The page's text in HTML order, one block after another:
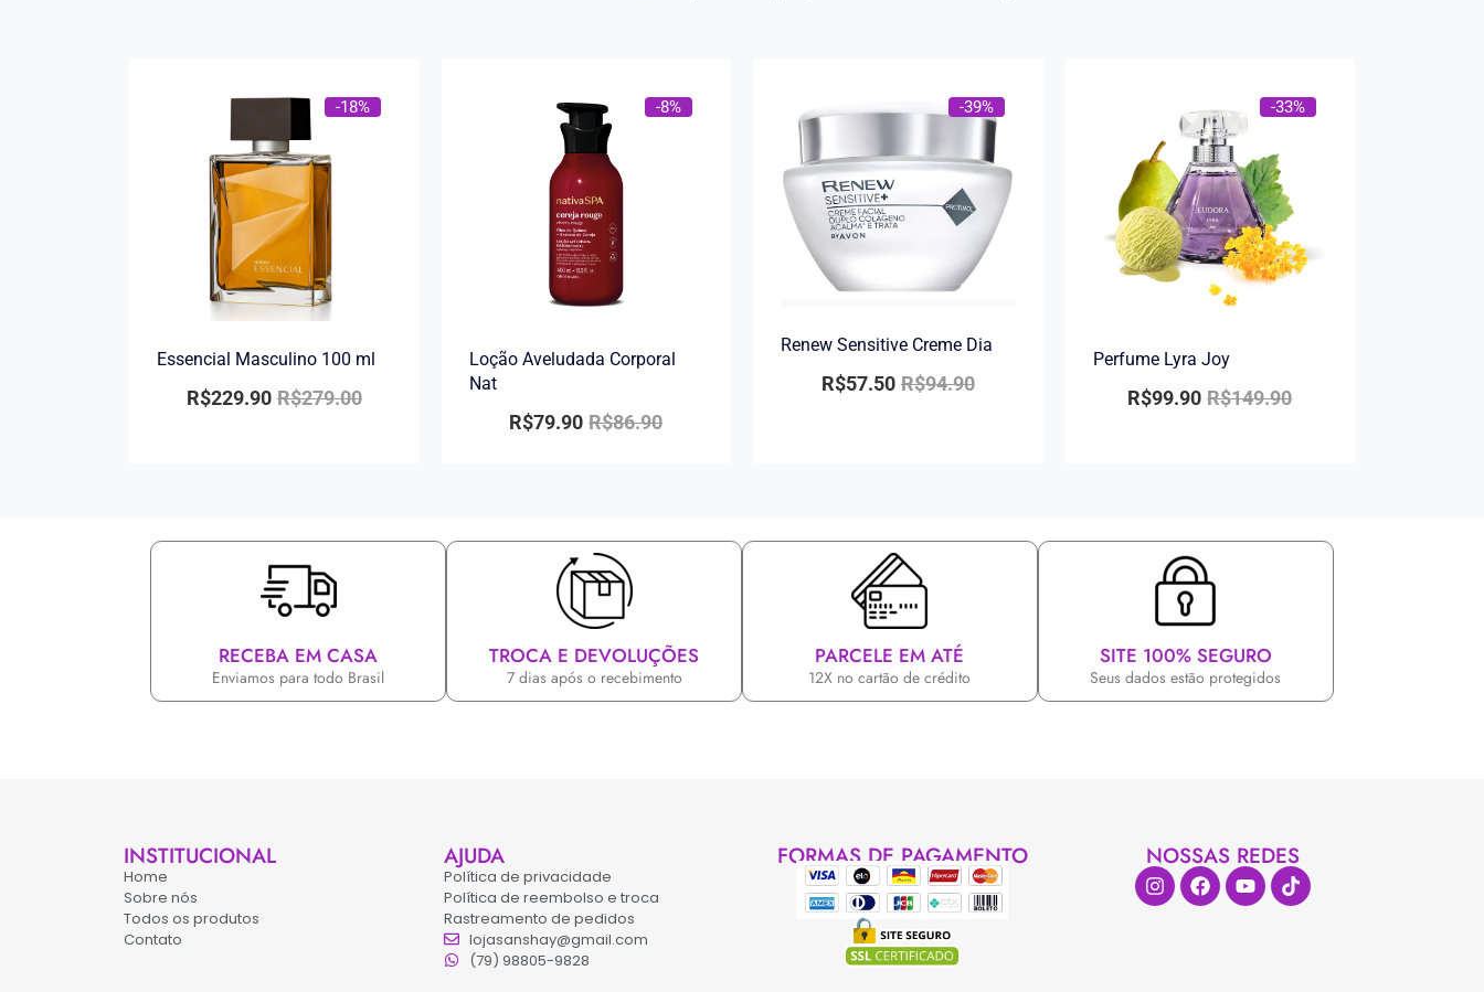
-18%
Essencial Masculino 100 ml
R$279.00
R$229.90
-8%
Loção Aveludada Corporal
Nat
R$86.90
R$79.90
-39%
Renew Sensitive Creme Dia
R$94.90
R$57.50
-33%
Perfume Lyra Joy
R$149.90
R$99.90
RECEBA EM CASA
Enviamos para todo Brasil
TROCA E DEVOLUÇÕES
7 dias após o recebimento
PARCELE EM ATÉ
12X no cartão de crédito
SITE 100% SEGURO
Seus dados estão protegidos
INSTITUCIONAL
Home
Sobre nós
Todos os produtos
Contato
AJUDA
Política de privacidade
Política de reembolso e troca
Rastreamento de pedidos
lojasanshay@gmail.com
(79) 98805-9828
FORMAS DE PAGAMENTO NOSSAS REDES